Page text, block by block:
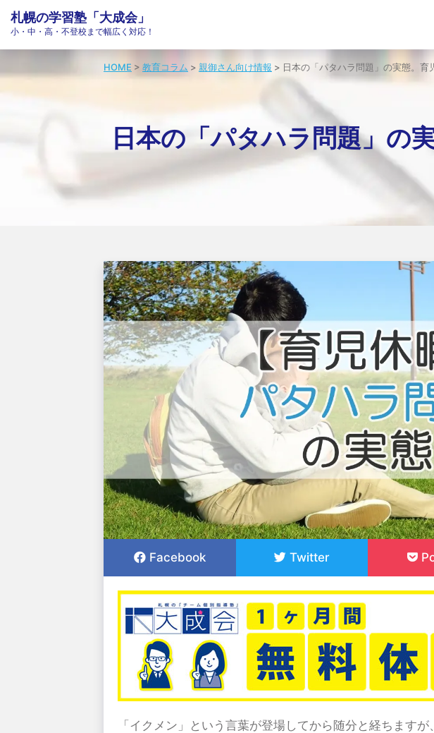
札幌の学習塾「大成会」
小・中・高・不登校まで幅広く対応！
HOME > 教育コラム > 親御さん向け情報 > 日本の「パタハラ問題」の実態。育
日本の「パタハラ問題」の
Facebook Twitter
「イクメン」という言葉が登場してから随分と経ちます